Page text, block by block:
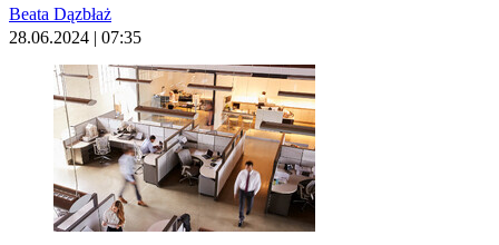
Beata Dązbłaż
28.06.2024 | 07:35